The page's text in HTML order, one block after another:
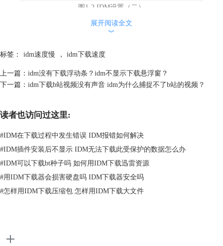
图1-2 IDM设置（二）
继续点击连接选项卡设置连接环境。因为端口连接越多下载数据的速度越
使用IDM的过程中需要添加对应需要下载的网页插件，为方便演示，这里
展开阅读全文
︾
标签： idm速度慢 ， idm下载速度
上一篇： idm没有下载浮动条？idm不显示下载悬浮窗？
下一篇： idm下载b站视频没有声音 idm为什么捕捉不了b站的视频？
读者也访问过这里:
#IDM在下载过程中发生错误 IDM报错如何解决
#IDM插件安装后不显示 IDM无法下载此受保护的数据怎么办
#IDM可以下载bt种子吗 如何用IDM下载迅雷资源
#用IDM下载器会损害硬盘吗 IDM下载器安全吗
#怎样用IDM下载压缩包 怎样用IDM下载大文件